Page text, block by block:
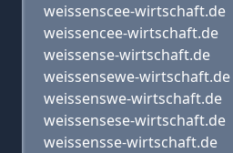
weissenscee-wirtschaft.de
weissencee-wirtschaft.de
weissense-wirtschaft.de
weissensewe-wirtschaft.de
weissenswe-wirtschaft.de
weissensese-wirtschaft.de
weissensse-wirtschaft.de